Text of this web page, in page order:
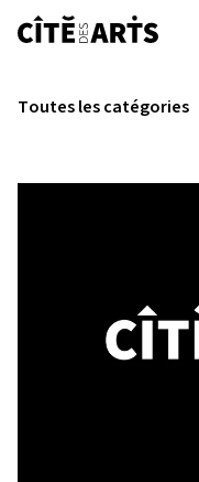
Toutes les catégories